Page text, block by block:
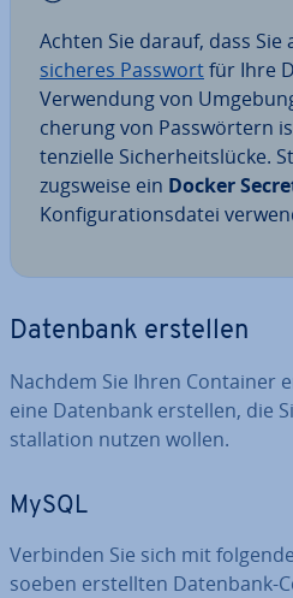
Achten Sie darauf, dass Sie
sicheres Passwortfür Ihre
Ver­wen­dung von
che­rung von Pass­wör­tern
ten­zi­el­le Si­cher­heits­lü­cke.
zugs­wei­se ein Docker
Kon­fi­gu­ra­ti­ons­da­tei
Datenbank erstellen
Nachdem Sie Ihren Container
eine Datenbank erstellen, die
stal­la­ti­on nutzen wollen.
MySQL
Verbinden Sie sich mit
soeben er­stell­ten Datenbank-